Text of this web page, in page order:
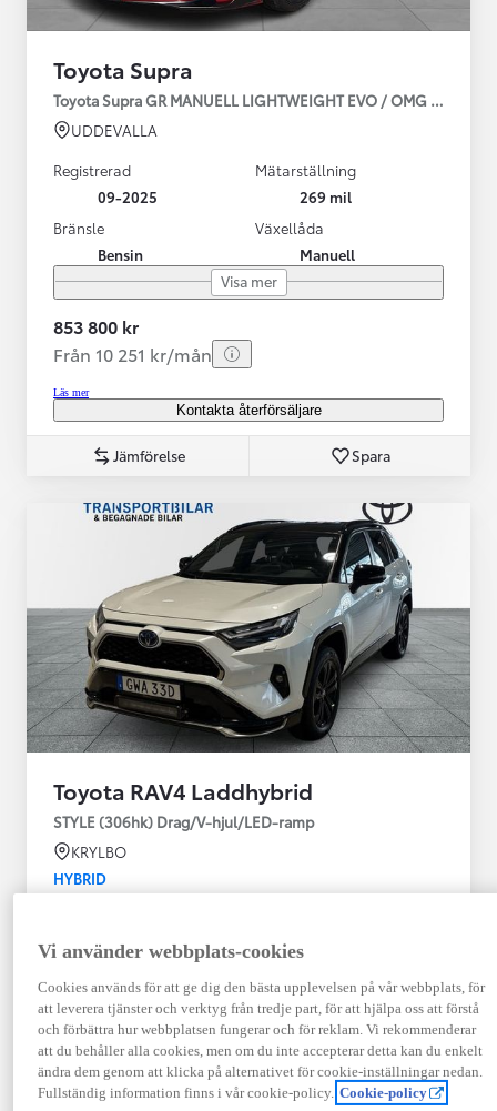
Toyota Supra
Toyota Supra GR MANUELL LIGHTWEIGHT EVO / OMG LEV!
UDDEVALLA
Registrerad
09-2025
Mätarställning
269 mil
Bränsle
Bensin
Växellåda
Manuell
Visa mer
853 800 kr
Från 10 251 kr/mån
Läs mer
Kontakta återförsäljare
Jämförelse Spara
Toyota RAV4 Laddhybrid
STYLE (306hk) Drag/V-hjul/LED-ramp
KRYLBO
HYBRID
09-2023
Hybrid Bensin
Automat
Visa mer
409 900 kr
Från 4 920 kr/mån
Vi använder webbplats-cookies
Cookies används för att ge dig den bästa upplevelsen på vår webbplats, för
att leverera tjänster och verktyg från tredje part, för att hjälpa oss att förstå
och förbättra hur webbplatsen fungerar och för reklam. Vi rekommenderar
att du behåller alla cookies, men om du inte accepterar detta kan du enkelt
ändra dem genom att klicka på alternativet för cookie-inställningar nedan.
Fullständig information finns i vår cookie-policy. Cookie-policy